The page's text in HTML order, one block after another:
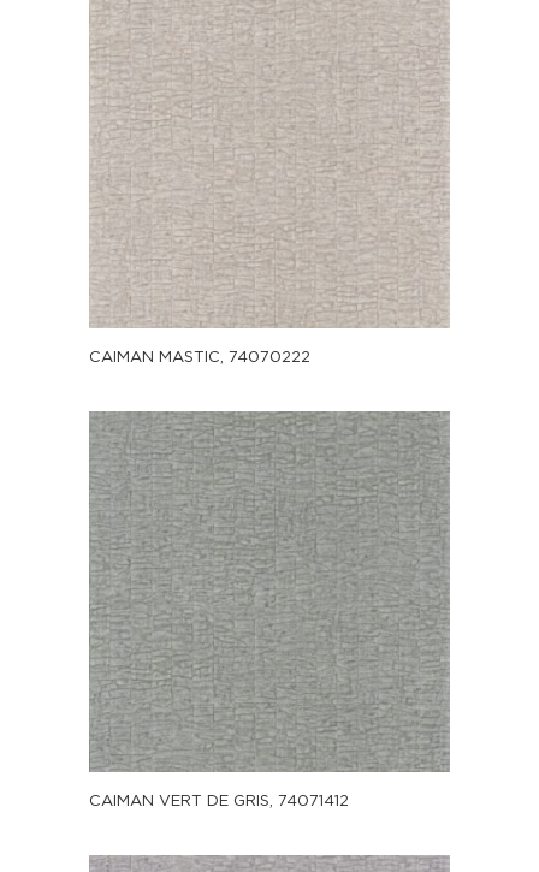
CAIMAN MASTIC, 74070222
CAIMAN VERT DE GRIS, 74071412